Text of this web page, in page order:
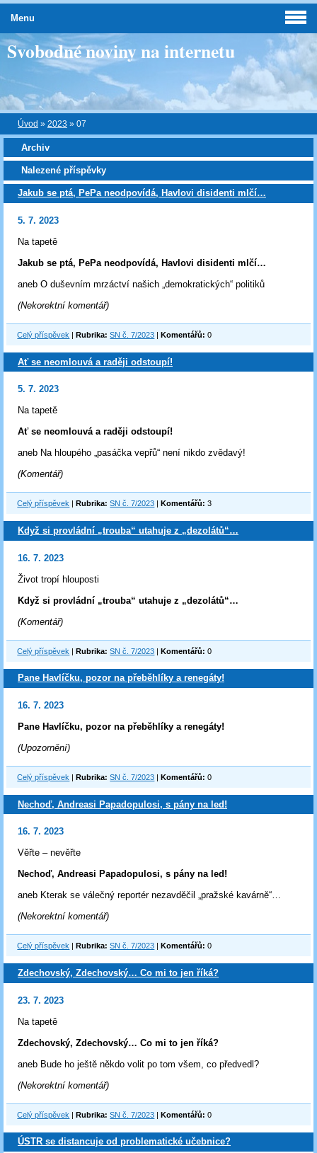
Svobodné noviny na internetu
Úvod » 2023 » 07
Archiv
Nalezené příspěvky
Jakub se ptá, PePa neodpovídá, Havlovi disidenti mlčí…
5. 7. 2023
Na tapetě
Jakub se ptá, PePa neodpovídá, Havlovi disidenti mlčí…
aneb O duševním mrzáctví našich „demokratických“ politiků
(Nekorektní komentář)
Celý příspěvek |Rubrika: SN č. 7/2023 |Komentářů: 0
Ať se neomlouvá a raději odstoupí!
5. 7. 2023
Na tapetě
Ať se neomlouvá a raději odstoupí!
aneb Na hloupého „pasáčka vepřů“ není nikdo zvědavý!
(Komentář)
Celý příspěvek Rubrika: SN č. 7/2023 Komentářů: 3
Když si provládní „trouba“ utahuje z „dezolátů“…
16. 7. 2023
Život tropí hlouposti
Když si provládní „trouba“ utahuje z „dezolátů“…
(Komentář)
Celý příspěvek |Rubrika: SN č. 7/2023 |Komentářů: 0
Pane Havlíčku, pozor na přeběhlíky a renegáty!
16. 7. 2023
Pane Havlíčku, pozor na přeběhlíky a renegáty!
(Upozornění)
Celý příspěvek |Rubrika: SN č. 7/2023 |Komentářů: 0
Nechoď, Andreasi Papadopulosi, s pány na led!
16. 7. 2023
Věřte – nevěřte
Nechoď, Andreasi Papadopulosi, s pány na led!
aneb Kterak se válečný reportér nezavděčil „pražské kavárně“…
(Nekorektní komentář)
Celý příspěvek Rubrika: SN č. 7/2023 Komentářů: 0
Zdechovský, Zdechovský… Co mi to jen říká?
23. 7. 2023
Na tapetě
Zdechovský, Zdechovský… Co mi to jen říká?
aneb Bude ho ještě někdo volit po tom všem, co předvedl?
(Nekorektní komentář)
Celý příspěvek |Rubrika: SN č. 7/2023 |Komentářů: 0
ÚSTR se distancuje od problematické učebnice?
Menu